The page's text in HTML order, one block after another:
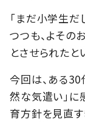
「まだ小学生だ
つつも、よその
とさせられたと
今回は、ある30
然な気遣い」に
育方針を見直す